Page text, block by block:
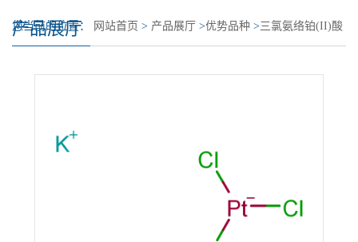
产品展厅
您当前的位置： 网站首页 > 产品展厅 >优势品种 >三氯氨络铂(II)酸